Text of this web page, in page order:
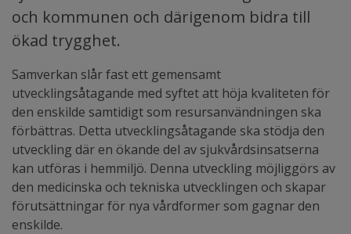
och kommunen och därigenom bidra till
ökad trygghet.
Samverkan slår fast ett gemensamt
utvecklingsåtagande med syftet att höja kvaliteten för
den enskilde samtidigt som resursanvändningen ska
förbättras. Detta utvecklingsåtagande ska stödja den
utveckling där en ökande del av sjukvårdsinsatserna
kan utföras i hemmiljö. Denna utveckling möjliggörs av
den medicinska och tekniska utvecklingen och skapar
förutsättningar för nya vårdformer som gagnar den
enskilde.